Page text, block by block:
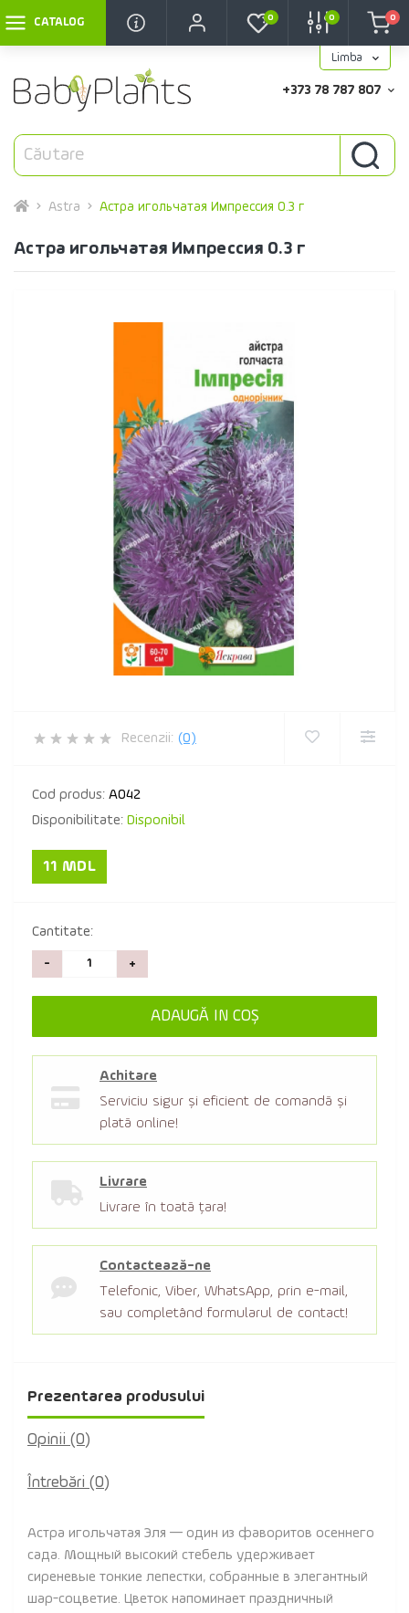
CATALOG
Limba
0 0 0
+373 78 787 807
Astra Астра игольчатая Импрессия 0.3 г
Астра игольчатая Импрессия 0.3 г
Recenzii: (0)
Cod produs: A042
Disponibilitate: Disponibil
11 MDL
Cantitate:
- +
ADAUGĂ IN COŞ
Achitare
Serviciu sigur şi eficient de comandă şi
plată online!
Livrare
Livrare în toată țara!
Contactează-ne
Telefonic, Viber, WhatsApp, prin e-mail,
sau completând formularul de contact!
Prezentarea produsului
Opinii (0)
Întrebări (0)
Астра игольчатая Эля — один из фаворитов осеннего
сада. Мощный высокий стебель удерживает
сиреневые тонкие лепестки, собранные в элегантный
шар-соцветие. Цветок напоминает праздничный